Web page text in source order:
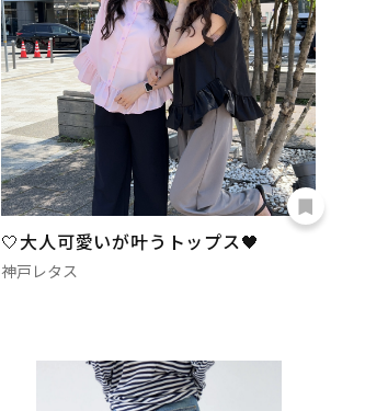
🤍大人可愛いが叶うトップス🖤
神戸レタス